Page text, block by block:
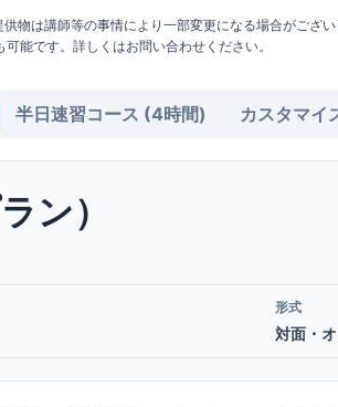
物は講師等の事情により一部変更になる場合がござい
能です。詳しくはお問い合わせください。
半日速習コース (4時間) カスタマイ
ン）
形式
対面・